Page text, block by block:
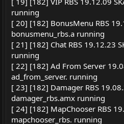
running
[ 20] [182] BonusMenu RBS
bonusmenu_rbs.a running
[ 21] [182] Chat RBS 19.12.23
running
[ 22] [182] Ad From Server
ad_from_server. running
[ 23] [182] Damager RBS
damager_rbs.amx running
[ 24] [182] MapChooser RBS
mapchooser_rbs. running